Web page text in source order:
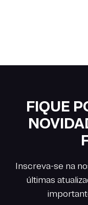
FIQUE
Inscreva-se na
últimas